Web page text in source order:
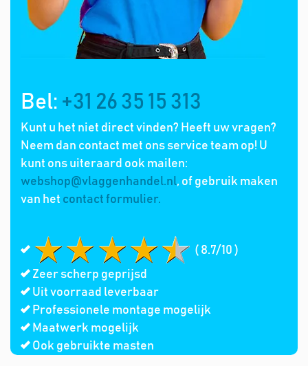
Bel: +31 26 35 15 313
Kunt u het niet direct vinden? Heeft uw vragen?
Neem dan contact met ons service team op! U
kunt ons uiteraard ook mailen:
webshop@vlaggenhandel.nl, of gebruik maken
van het contact formulier.
( 8.7/10 )
Zeer scherp geprijsd
Uit voorraad leverbaar
Professionele montage mogelijk
Maatwerk mogelijk
Ook gebruikte masten